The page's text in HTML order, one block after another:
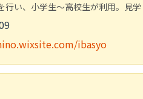
い、小学生〜高校生が利用。見学
ibasyo